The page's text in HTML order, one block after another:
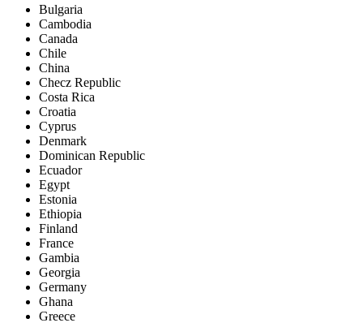
Bulgaria
Cambodia
Canada
Chile
China
Checz Republic
Costa Rica
Croatia
Cyprus
Denmark
Dominican Republic
Ecuador
Egypt
Estonia
Ethiopia
Finland
France
Gambia
Georgia
Germany
Ghana
Greece